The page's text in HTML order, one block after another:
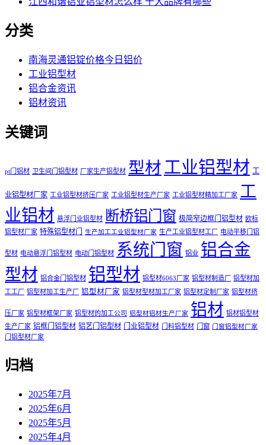
分类
南海灵通铝锭价格今日铝价
工业铝型材
铝合金资讯
铝材资讯
关键词
pt门铝材 卫生间门铝型材 厂家生产铝型材 型材工业铝型材 工
业铝型材厂家 工业铝型材挤压厂家 工业铝型材生产厂家 工业铝型材精加工厂家 工
业铝材 悬浮门业铝型材 断桥铝门窗 极简窄边框门铝型材 欧标
铝型材厂家 特殊铝型材门 生产加工工业铝型材厂家 生产工业铝型材工厂 电动平移门铝
型材 电动悬浮门铝型材 电动门铝型材 系统门窗 铝业 铝合金
型材 铝合金门铝型材 铝型材 铝型材6063厂家 铝型材制造厂 铝型材加
工工厂 铝型材加工生产厂 铝型材厂家 铝型材型材加工厂家 铝型材定制厂家 铝型材挤
压厂家 铝型材框架厂家 铝型材的加工公司 铝型材铝材生产厂家 铝材 铝材铝型材
生产厂家 铝框门铝型材 铝艺门铝型材 门业铝型材 门料铝型材 门窗 门窗铝型材厂家
门铝型材厂家
归档
2025年7月
2025年6月
2025年5月
2025年4月